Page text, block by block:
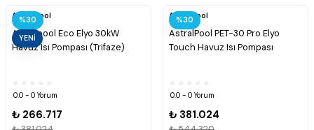
%30
YENİ
Astralpool
Astralpool Eco Elyo 30kW
Havuz Isı Pompası (Trifaze)
0.0 - 0 Yorum
₺ 266.717
%30
Astralpool
AstralPool PET-30 Pro Elyo
Touch Havuz Isı Pompası
0.0 - 0 Yorum
₺ 381.024